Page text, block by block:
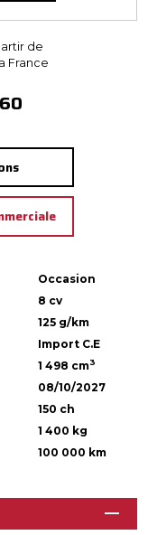
de
France
Occasion
8 cv
125 g/km
Import C.E
1 498 cm3
08/10/2027
150 ch
1 400 kg
100 000 km